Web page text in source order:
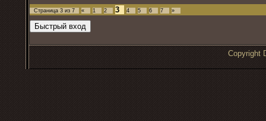
Страница 3 из 7 « 1 2 3 4 5 6 7 »
Copyright